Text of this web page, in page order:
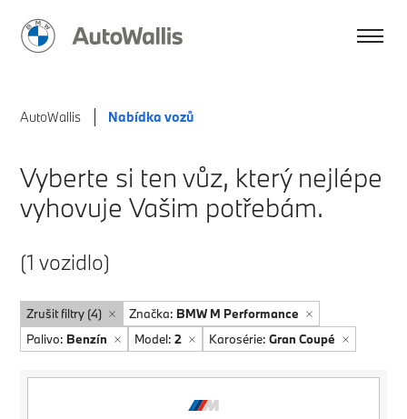
AutoWallis Nabídka vozů
Vyberte si ten vůz, který nejlépe
vyhovuje Vašim potřebám.
(1 vozidlo)
Zrušit filtry (4) Značka: BMW M Performance
Palivo: Benzín Model:2 Karosérie:Gran Coupé